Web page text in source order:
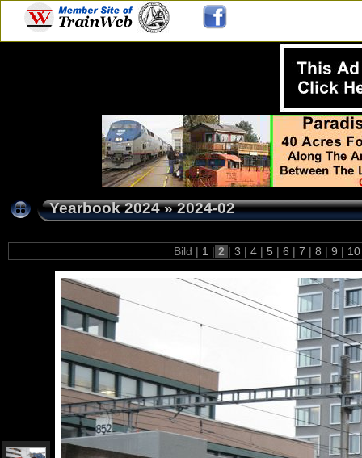
Yearbook 2024»2024-02
Bild | 1 | 2 | 3 | 4 | 5 | 6 | 7 | 8 | 9 |